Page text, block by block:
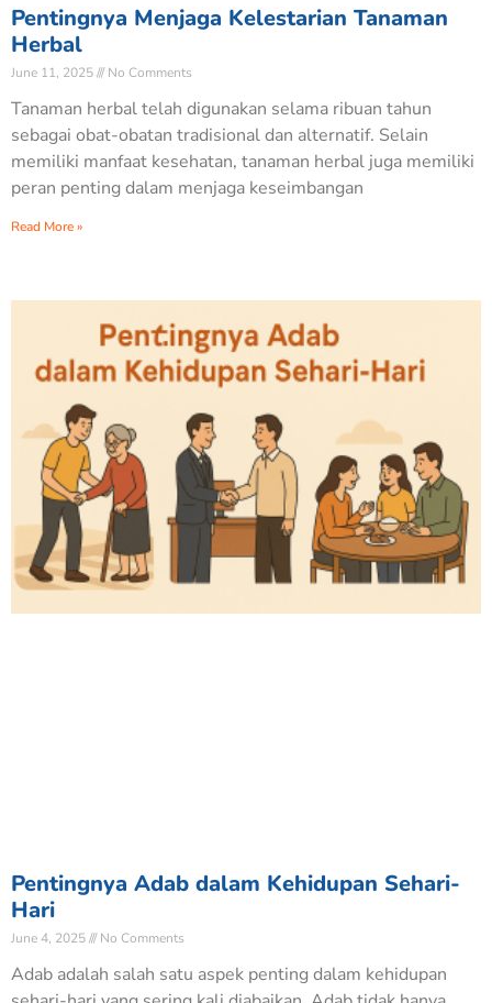
Pentingnya Menjaga Kelestarian Tanaman
Herbal
June 11, 2025 No Comments
Tanaman herbal telah digunakan selama ribuan tahun
sebagai obat-obatan tradisional dan alternatif. Selain
memiliki manfaat kesehatan, tanaman herbal juga memiliki
peran penting dalam menjaga keseimbangan
Read More »
Pentingnya Adab dalam Kehidupan Sehari-
Hari
June 4, 2025 No Comments
Adab adalah salah satu aspek penting dalam kehidupan